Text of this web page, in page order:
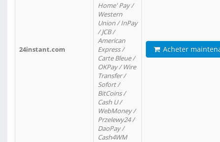
24instant.com
Home' Pay /
Western
Union / InPay
/ JCB /
American
Express /
Carte Bleue /
OKPay / Wire
Transfer /
Sofort /
BitCoins /
Cash U /
WebMoney /
Przelewy24 /
DaoPay /
Cash4WM
Acheter